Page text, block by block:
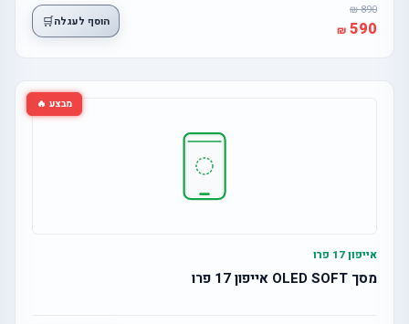
890
590 הוסף לעגלה🛒
מבצע 🔥
אייפון 17 פרו
מסך OLED SOFT אייפון 17 פרו